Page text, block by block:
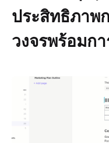
ประสิทธิภาพ
วงจรพร้อมก